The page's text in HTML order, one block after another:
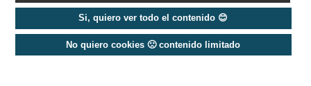
Si, quiero ver todo el contenido 😊
No quiero cookies 🙁 contenido limitado